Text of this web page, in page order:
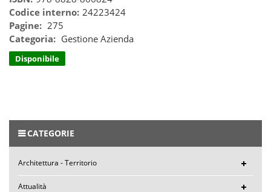
Codice interno: 24223424
Pagine: 275
Categoria: Gestione Azienda
Disponibile
CATEGORIE
Architettura - Territorio
Attualità